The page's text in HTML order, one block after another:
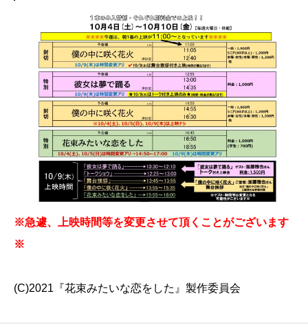
※急遽、上映時間等を変更させて頂くことがございます
※
(C)2021『花束みたいな恋をした』製作委員会